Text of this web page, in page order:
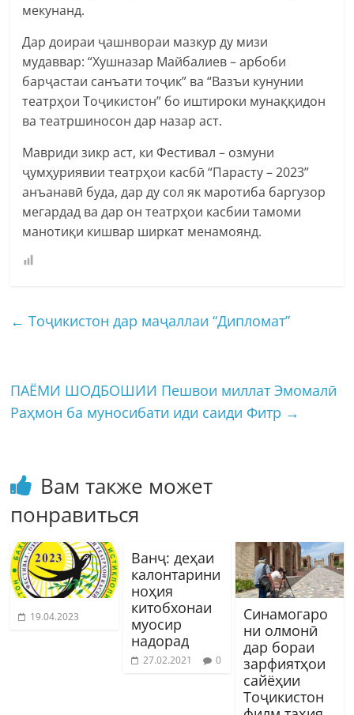
мекунанд.
Дар доираи ҷашнвораи мазкур ду мизи
мудаввар: “Хушназар Майбалиев – арбоби
барҷастаи санъати тоҷик” ва “Вазъи кунунии
театрҳои Тоҷикистон” бо иштироки мунаққидон
ва театршиносон дар назар аст.
Мавриди зикр аст, ки Фестивал – озмуни
ҷумҳуриявии театрҳои касбӣ “Парасту – 2023”
анъанавӣ буда, дар ду сол як маротиба баргузор
мегардад ва дар он театрҳои касбии тамоми
манотиқи кишвар ширкат менамоянд.
← Тоҷикистон дар маҷаллаи “Дипломат”
ПАЁМИ ШОДБОШИИ Пешвои миллат Эмомалӣ
Раҳмон ба муносибати иди саиди Фитр →
Вам также может
понравиться
19.04.2023
Ванҷ: деҳаи
калонтарини
ноҳия
китобхонаи
муосир
надорад
27.02.2021 0
Синамогаро
ни олмонӣ
дар бораи
зарфиятҳои
сайёҳии
Тоҷикистон